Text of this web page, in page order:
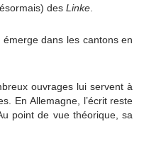
desLinke
dans les cantons en
ouvrages lui servent à
En Allemagne, l’écrit reste
point de vue théorique, sa